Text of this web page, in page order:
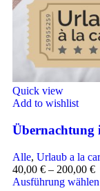
Quick view
Add to wishlist
Alle, Urlaub a la
40,00 € – 200,00 €
Ausführung wählen